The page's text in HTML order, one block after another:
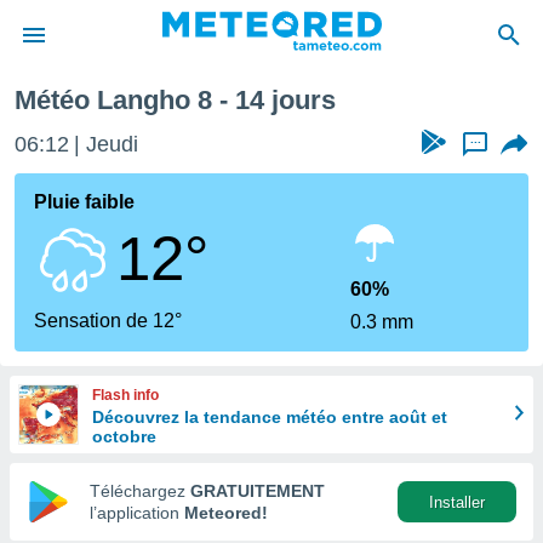
de
en
Météo Langho 8 - 14 jours
06:12 Jeudi ...
Pluie faible
12°
Sensation de 12°
60%
0.3 mm
Flash info
Découvrez la tendance météo entre août et
octobre
Téléchargez GRATUITEMENT
l’application Meteored!
Installer